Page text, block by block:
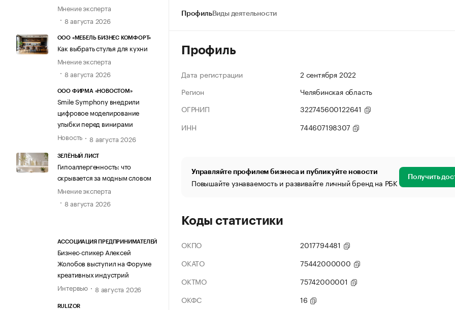
Мнение эксперта
8 августа 2026
ООО «МЕБЕЛЬ БИЗНЕС КОМФОРТ»
Как выбрать стулья для кухни
Мнение эксперта
8 августа 2026
ООО ФИРМА «НОВОСТОМ»
Smile Symphony внедрили
цифровое моделирование
улыбки перед винирами
Новость
8 августа 2026
ЗЕЛЁНЫЙ ЛИСТ
Гипоаллергенность: что
скрывается за модным словом
Мнение эксперта
8 августа 2026
АССОЦИАЦИЯ ПРЕДПРИНИМАТЕЛЕЙ
Бизнес-спикер Алексей
Жолобов выступил на Форуме
креативных индустрий
Интервью
8 августа 2026
RULIZOR
ПрофильВиды деятельности
Профиль
Дата регистрации
2 сентября 2022
Регион
Челябинская область
ОГРНИП
322745600122641
ИНН
744607198307
Управляйте профилем бизнеса и публикуйте новости
Повышайте узнаваемость и развивайте личный бренд на РБК Получить
Коды статистики
ОКПО
2017794481
ОКАТО
75442000000
ОКТМО
75742000001
ОКФС
16